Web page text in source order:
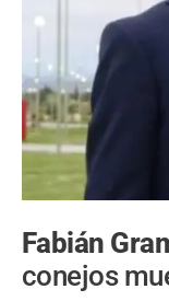
Fabián
conejos